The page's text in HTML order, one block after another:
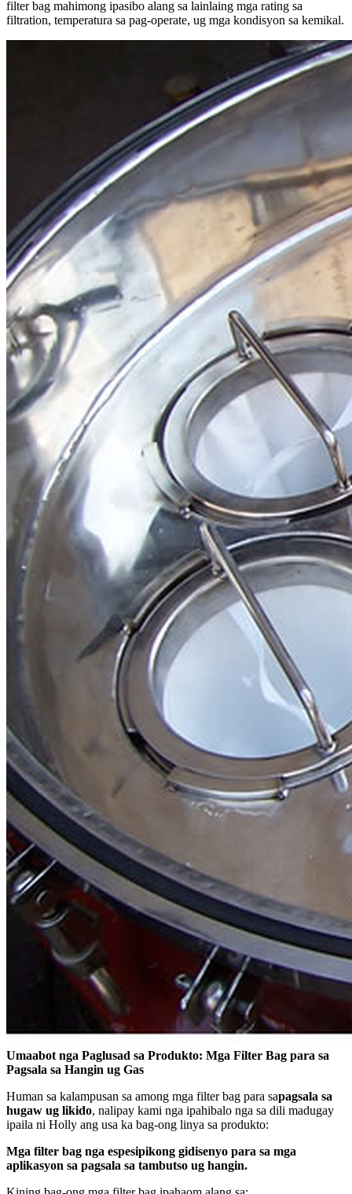
filter bag mahimong ipasibo alang sa lainlaing mga rating sa
filtration, temperatura sa pag-operate, ug mga kondisyon sa kemikal.
Umaabot nga Paglusad sa Produkto: Mga Filter Bag para sa
Pagsala sa Hangin ug Gas
Human sa kalampusan sa among mga filter bag para sapagsala sa
hugaw ug likido, nalipay kami nga ipahibalo nga sa dili madugay
ipaila ni Holly ang usa ka bag-ong linya sa produkto:
Mga filter bag nga espesipikong gidisenyo para sa mga
aplikasyon sa pagsala sa tambutso ug hangin.